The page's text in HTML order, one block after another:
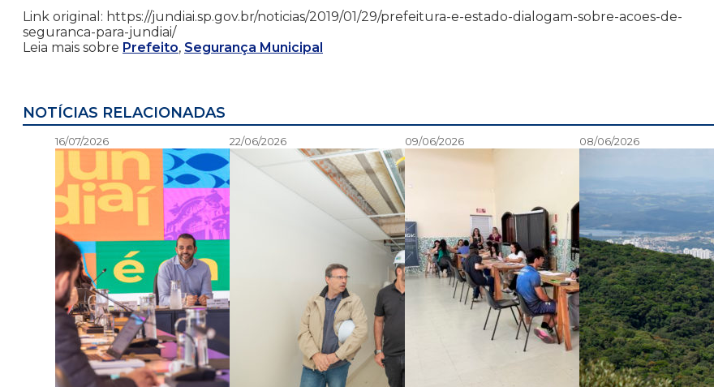
Link original: https://jundiai.sp.gov.br/noticias/2019/01/29/prefeitura-e-estado-dialogam-sobre-acoes-de-
seguranca-para-jundiai/
Leia mais sobre Prefeito, Segurança Municipal
NOTÍCIAS RELACIONADAS
16/07/2026 22/06/2026 09/06/2026 08/06/2026